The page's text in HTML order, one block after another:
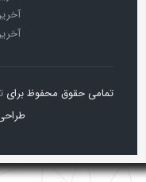
تمامی حقوق محفوظ برای